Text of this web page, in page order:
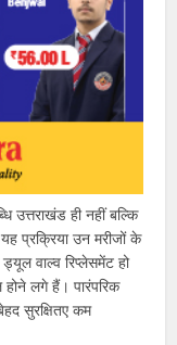
उत्तराखंड ही नहीं बल्कि
प्रक्रिया उन मरीजों के
वाल्व रिप्लेसमेंट हो
लगे हैं। पारंपरिक
सुरक्षितए कम